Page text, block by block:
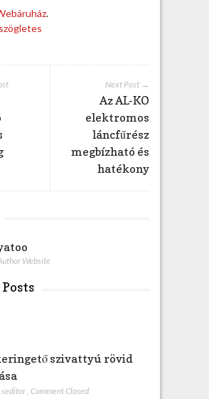
e
b
e
.
szögletes
Next Post →
Az AL-KO
elektromos
láncfűrész
megbízható és
hatékony
Website
szivattyú rövid
seditor, Comment Closed